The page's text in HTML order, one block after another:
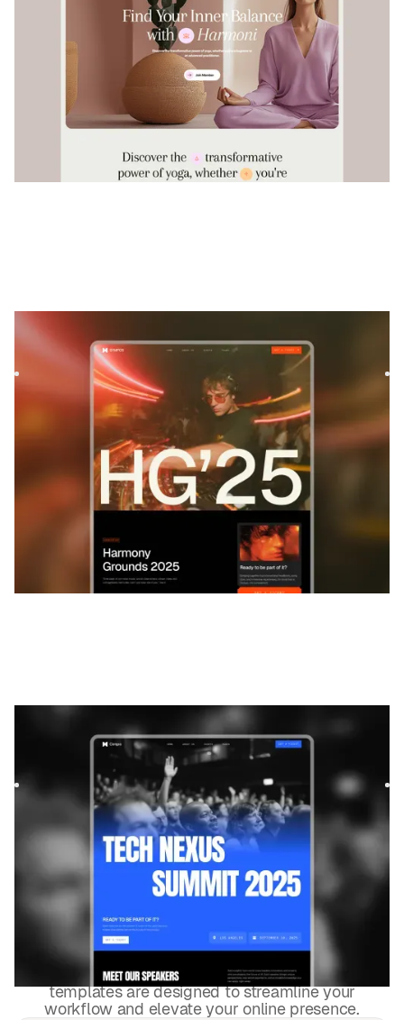
Sympos
Sympos is a template specifically designed for IT companies
and music event brands looking to establish a modern and ...
Congra| website template
Congra is a bold and dynamic template designed for events
and startups. Its modern layouts and flexible components
$
DESIGNED FOR YOU
Hochzeiten und
Veranstaltungentemplates used by
4,000+websites for
happy
freelancers and agencies!
Whether you're a solo freelancer, a growing startup,
or a busy agency, our Webflow, Framer and Figma
templates are designed to streamline your
workflow and elevate your online presence.